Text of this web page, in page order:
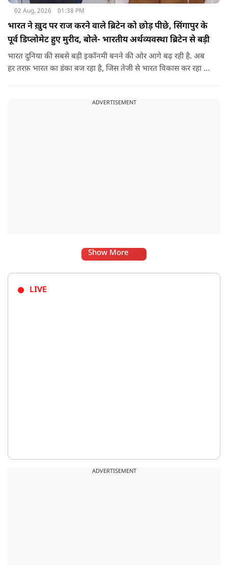
02 Aug, 2026 01:38 PM
भारत ने ख़ुद पर राज करने वाले ब्रिटेन को छोड़ पीछे, सिंगापुर के
पूर्व डिप्लोमेट हुए मुरीद, बोले- भारतीय अर्थव्यवस्था ब्रिटेन से बड़ी
भारत दुनिया की सबसे बड़ी इकॉनमी बनने की ओर आगे बढ़ रही है. अब
हर तरफ़ भारत का डंका बज रहा है, जिस तेजी से भारत विकास कर रहा है,
ADVERTISEMENT
Show More
LIVE
ADVERTISEMENT